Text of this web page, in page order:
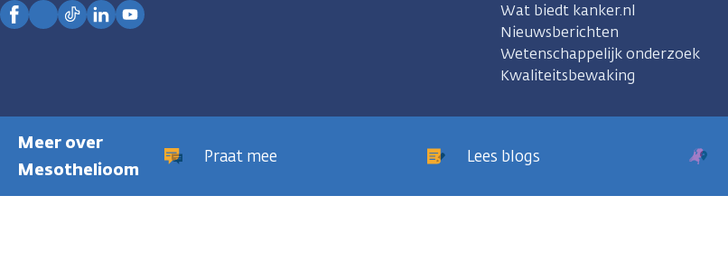
Meer over
Mesothelioom
Praat mee Lees blogs
Wat biedt kanker.nl
Nieuwsberichten
Wetenschappelijk onderzoek
Kwaliteitsbewaking
PrivacyregelingCookies Disclaimer
Huisregels